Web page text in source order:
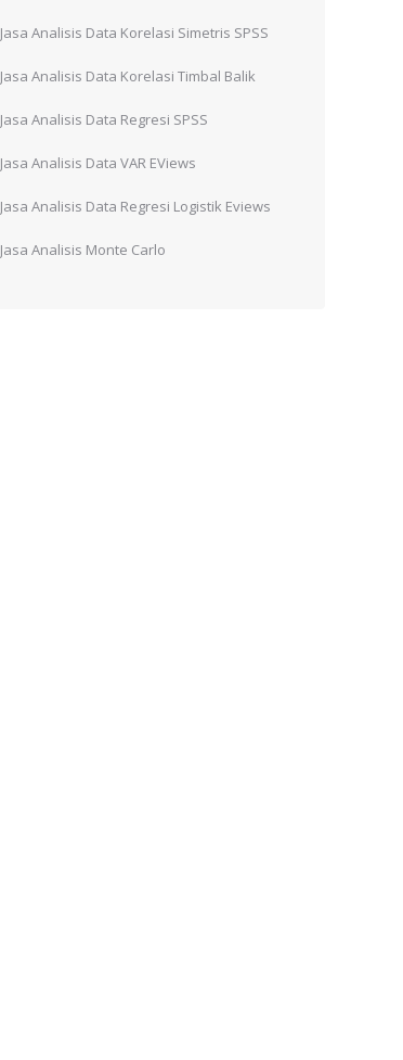
Jasa Analisis Data Korelasi Simetris SPSS
Jasa Analisis Data Korelasi Timbal Balik
Jasa Analisis Data Regresi SPSS
Jasa Analisis Data VAR EViews
Jasa Analisis Data Regresi Logistik Eviews
Jasa Analisis Monte Carlo